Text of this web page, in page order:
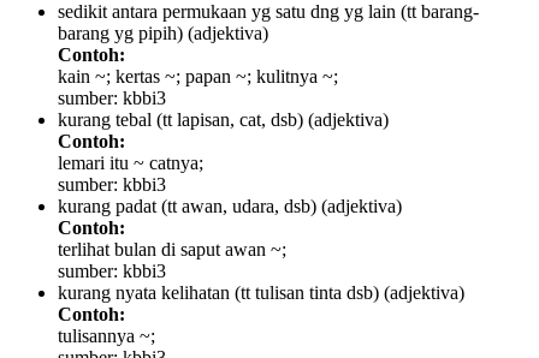
sedikit antara permukaan yg satu dng yg lain (tt barang-
barang yg pipih) (adjektiva)
Contoh:
kain ~; kertas ~; papan ~; kulitnya ~;
sumber: kbbi3
kurang tebal (tt lapisan, cat, dsb) (adjektiva)
Contoh:
lemari itu ~ catnya;
sumber: kbbi3
kurang padat (tt awan, udara, dsb) (adjektiva)
Contoh:
terlihat bulan di saput awan ~;
sumber: kbbi3
kurang nyata kelihatan (tt tulisan tinta dsb) (adjektiva)
Contoh:
tulisannya ~;